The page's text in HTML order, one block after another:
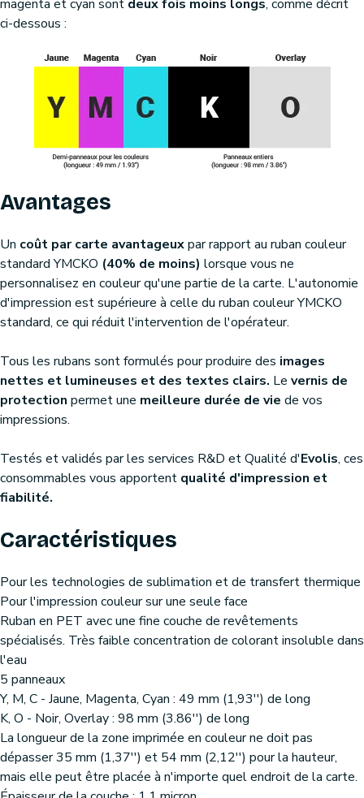
magenta et cyan sont deux fois moins longs, comme décrit
ci-dessous :
Avantages
Un coût par carte avantageuxpar rapport au ruban couleur
standard YMCKO (40% de moins) lorsque vous ne
personnalisez en couleur qu'une partie de la carte. L'autonomie
d'impression est supérieure à celle du ruban couleur YMCKO
standard, ce qui réduit l'intervention de l'opérateur.
Tous les rubans sont formulés pour produire des images
nettes et lumineuses et des textes clairs. Le vernis de
protection permet une meilleure durée de vie de vos
impressions.
Testés et validés par les services R&D et Qualité d'Evolis, ces
consommables vous apportent qualité d'impression et
fiabilité.
Caractéristiques
Pour les technologies de sublimation et de transfert thermique
Pour l'impression couleur sur une seule face
Ruban en PET avec une fine couche de revêtements
spécialisés. Très faible concentration de colorant insoluble dans
l'eau
5 panneaux
Y, M, C - Jaune, Magenta, Cyan : 49 mm (1,93'') de long
K, O - Noir, Overlay : 98 mm (3.86'') de long
La longueur de la zone imprimée en couleur ne doit pas
dépasser 35 mm (1,37'') et 54 mm (2,12'') pour la hauteur,
mais elle peut être placée à n'importe quel endroit de la carte.